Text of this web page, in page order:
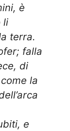
è
li
terra.
falla
di
la
e